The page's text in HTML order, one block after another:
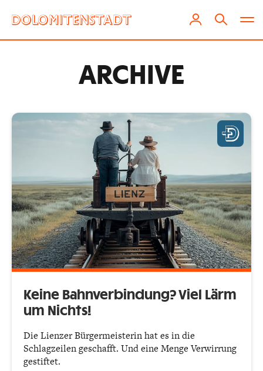
ARCHIVE
Keine Bahnverbindung? Viel Lärm
um Nichts!
Die Lienzer Bürgermeisterin hat es in die
Schlagzeilen geschafft. Und eine Menge Verwirrung
gestiftet.